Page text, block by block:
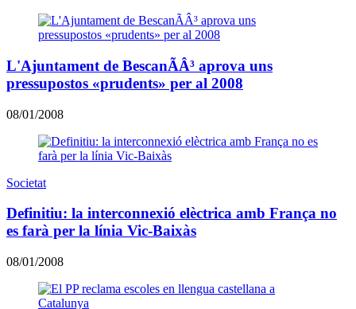
L'Ajuntament de BescanÃÂ³ aprova uns
pressupostos «prudents» per al 2008
08/01/2008
Societat
Definitiu: la interconnexió elèctrica amb França no
es farà per la línia Vic-Baixàs
08/01/2008